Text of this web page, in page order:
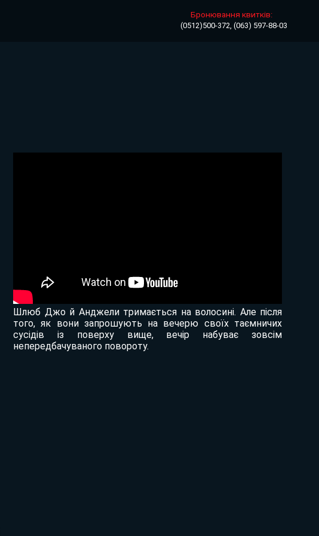
Бронювання квитків:
(0512)500-372, (063) 597-88-03
Шлюб Джо й Анджели тримається на волосині. Але після
того, як вони запрошують на вечерю своїх таємничих
сусідів із поверху вище, вечір набуває зовсім
непередбачуваного повороту.